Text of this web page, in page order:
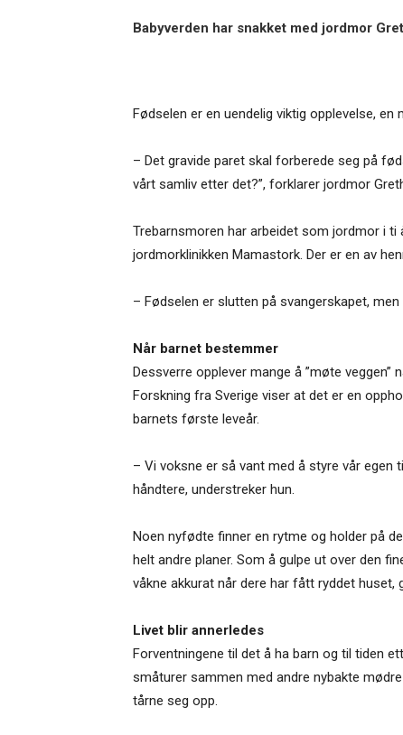
Babyverden har snakket med jordmor
Fødselen er en uendelig viktig opplevelse,
– Det gravide paret skal forberede seg på
vårt samliv etter det?”, forklarer jordmor
Trebarnsmoren har arbeidet som jordmor i ti
jordmorklinikken Mamastork. Der er en av
– Fødselen er slutten på svangerskapet,
Når barnet bestemmer
Dessverre opplever mange å ”møte
Forskning fra Sverige viser at det er en
barnets første leveår.
– Vi voksne er så vant med å styre vår egen
håndtere, understreker hun.
Noen nyfødte finner en rytme og holder på
helt andre planer. Som å gulpe ut over den
våkne akkurat når dere har fått ryddet
Livet blir annerledes
Forventningene til det å ha barn og til tiden
småturer sammen med andre nybakte
tårne seg opp.